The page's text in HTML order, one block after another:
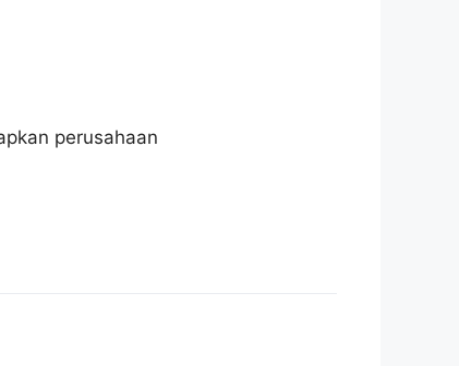
perusahaan